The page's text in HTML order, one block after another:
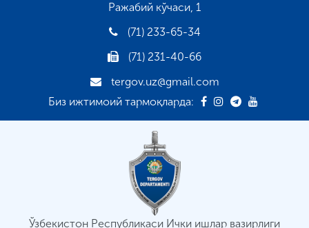
Ражабий кўчаси, 1
(71) 233-65-34
(71) 231-40-66
tergov.uz@gmail.com
Биз ижтимоий тармоқларда:
Ўзбекистон Республикаси Ички ишлар вазирлиги